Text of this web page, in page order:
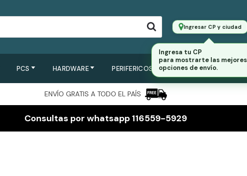
Ingresar CP y ciudad
PCS HARDWARE PERIFERICOS SERVIDORES /
ENVÍO GRATIS A TODO EL PAÍS
Consultas por whatsapp 116559-5929
Ingresa tu CP
para mostrarte las mejores
opciones de envío.